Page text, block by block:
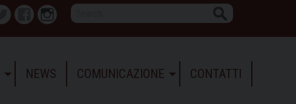
Twitter FacebookInstagram
NEWS COMUNICAZIONE CONTATTI